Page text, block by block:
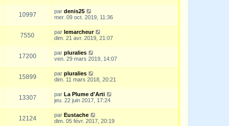
10997 par denis25
mer. 09 oct. 2019, 11:36
7550 par lemarcheur
dim. 21 avr. 2019, 21:07
17200 par pluralies
ven. 29 mars 2019, 14:07
15899 par pluralies
dim. 11 mars 2018, 20:21
13307 par La Plume d'Arti
jeu. 22 juin 2017, 17:24
12124 par Eustache
dim. 05 févr. 2017, 20:19